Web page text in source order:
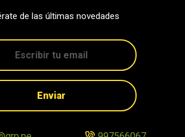
de las últimas novedades
Enviar